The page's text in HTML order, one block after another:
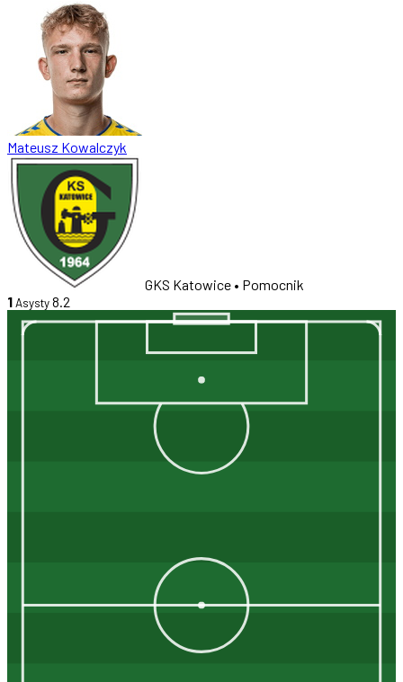
Mateusz Kowalczyk
GKS Katowice • Pomocnik
1Asysty8.2